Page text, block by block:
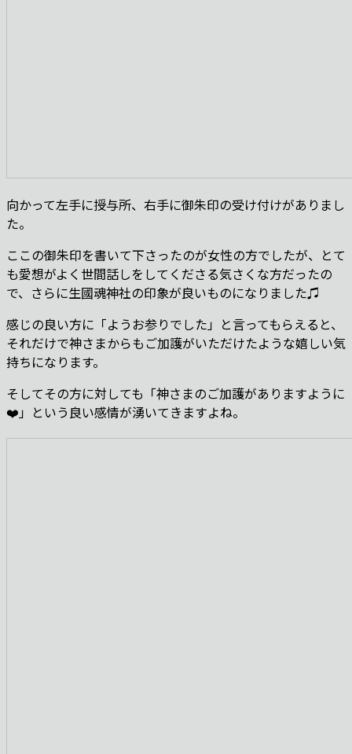
向かって左手に授与所、右手に御朱印の受け付けがありまし
た。
ここの御朱印を書いて下さったのが女性の方でしたが、とて
も愛想がよく世間話しをしてくださる気さくな方だったの
で、さらに生國魂神社の印象が良いものになりました♫
感じの良い方に「ようお参りでした」と言ってもらえると、
それだけで神さまからもご加護がいただけたような嬉しい気
持ちになります。
そしてその方に対しても「神さまのご加護がありますように
❤️」という良い感情が湧いてきますよね。